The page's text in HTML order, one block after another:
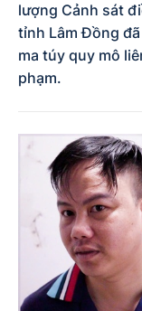
lượng Cảnh sát
tỉnh Lâm Đồng
ma túy quy mô
phạm.